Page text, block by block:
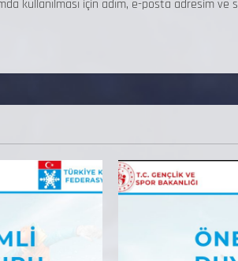
kullanılması için adım, e-posta adresim ve